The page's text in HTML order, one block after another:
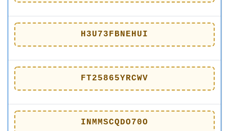
H3U73FBNEHUI
FT25865YRCWV
INMMSCQDO70O